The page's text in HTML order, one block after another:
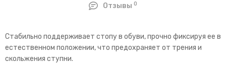
Отзывы0
Стабильно поддерживает стопу в обуви, прочно фиксируя ее в
естественном положении, что предохраняет от трения и
скольжения ступни.